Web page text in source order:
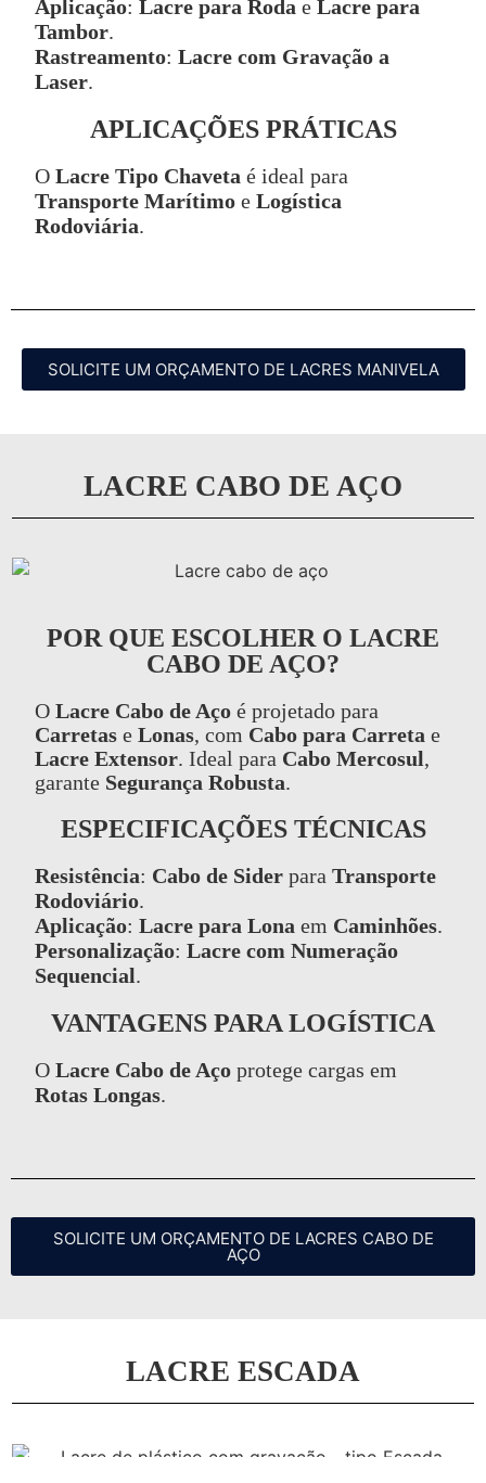
Aplicação: Lacre para Roda e Lacre para
Tambor.
Rastreamento: Lacre com Gravação a
Laser.
APLICAÇÕES PRÁTICAS
O Lacre Tipo Chaveta é ideal para
Transporte Marítimo e Logística
Rodoviária.
SOLICITE UM ORÇAMENTO DE LACRES MANIVELA
LACRE CABO DE AÇO
POR QUE ESCOLHER O LACRE
CABO DE AÇO?
O Lacre Cabo de Aço é projetado para
Carretas e Lonas, com Cabo para Carreta e
Lacre Extensor. Ideal para Cabo Mercosul,
garante Segurança Robusta.
ESPECIFICAÇÕES TÉCNICAS
Resistência: Cabo de Sider para Transporte
Rodoviário.
Aplicação: Lacre para Lona em Caminhões.
Personalização: Lacre com Numeração
Sequencial.
VANTAGENS PARA LOGÍSTICA
O Lacre Cabo de Aço protege cargas em
Rotas Longas.
SOLICITE UM ORÇAMENTO DE LACRES CABO DE
AÇO
LACRE ESCADA